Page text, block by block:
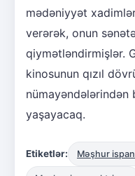
mədəniyyət
verərək, onun
qiymətləndirmişlər.
kinosunun qızıl
yaşayacaq.
Etiketlər: Məşhur